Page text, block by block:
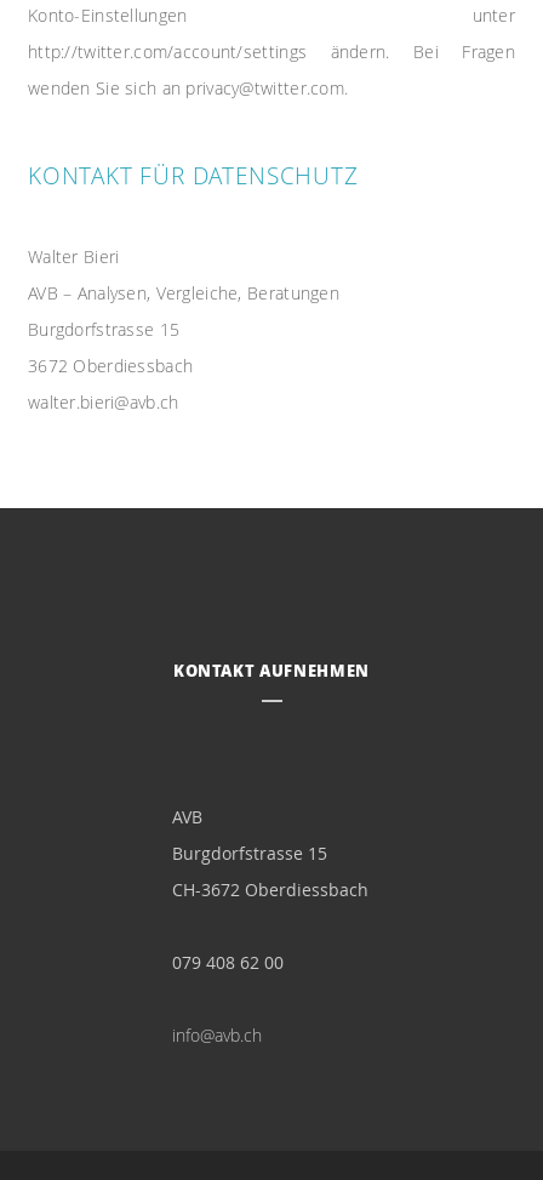
Konto-Einstellungen unter
http://twitter.com/account/settings ändern. Bei Fragen
wenden Sie sich an privacy@twitter.com.
KONTAKT FÜR DATENSCHUTZ
Walter Bieri
AVB – Analysen, Vergleiche, Beratungen
Burgdorfstrasse 15
3672 Oberdiessbach
walter.bieri@avb.ch
KONTAKT AUFNEHMEN
AVB
Burgdorfstrasse 15
CH-3672 Oberdiessbach
079 408 62 00
info@avb.ch